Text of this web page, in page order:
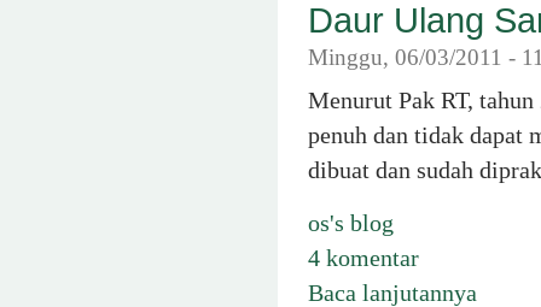
Daur Ulang
Minggu, 06/03/2011 -
Menurut Pak RT,
penuh dan tidak dapat
dibuat dan sudah
os's blog
4 komentar
Baca lanjutannya